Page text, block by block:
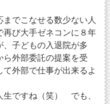
でこなせる数少ない人
び大手ゼネコンに８年
子どもの入退院が多
ら外部委託の提案を受
外部で仕事が出来るよ
ですね（笑） でも、